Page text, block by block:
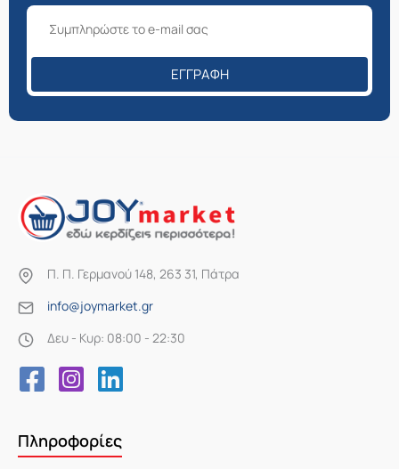
ΕΓΓΡΑΦΉ
Π. Π. Γερμανού 148, 263 31, Πάτρα
info@joymarket.gr
Δευ - Κυρ: 08:00 - 22:30
Πληροφορίες